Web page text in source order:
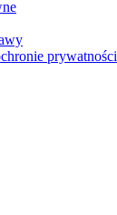
prywatności